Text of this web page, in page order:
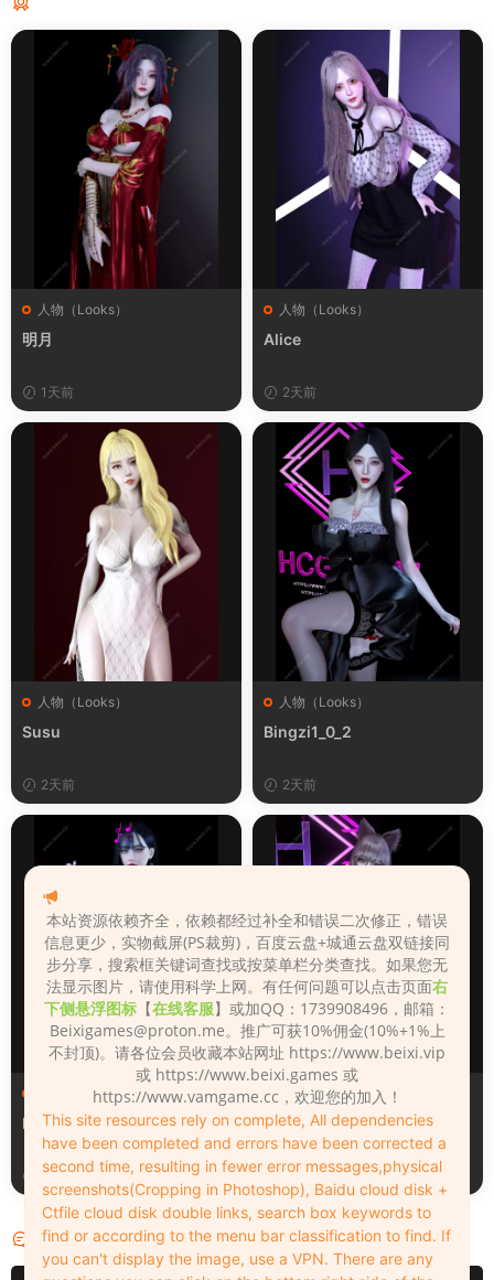
人物（Looks）
明月
1天前
人物（Looks）
Alice
2天前
人物（Looks）
Susu
2天前
人物（Looks）
Bingzi1_0_2
2天前
人物（Looks）
Monica_2_2_2
2天前
人物（Looks）
Lizhen2025
2天前
评论 0
本站资源依赖齐全，依赖都经过补全和错误二次修正，错误
信息更少，实物截屏(PS裁剪)，百度云盘+城通云盘双链接同
步分享，搜索框关键词查找或按菜单栏分类查找。如果您无
法显示图片，请使用科学上网。有任何问题可以点击页面右
下侧悬浮图标 【在线客服】或加QQ：1739908496，邮箱：
Beixigames@proton.me。推广可获10%佣金(10%+1%上
不封顶)。请各位会员收藏本站网址 https://www.beixi.vip
或 https://www.beixi.games 或
https://www.vamgame.cc，欢迎您的加入！
This site resources rely on complete, All dependencies
have been completed and errors have been corrected a
second time, resulting in fewer error messages,physical
screenshots(Cropping in Photoshop), Baidu cloud disk +
Ctfile cloud disk double links, search box keywords to
find or according to the menu bar classification to find. If
you can't display the image, use a VPN. There are any